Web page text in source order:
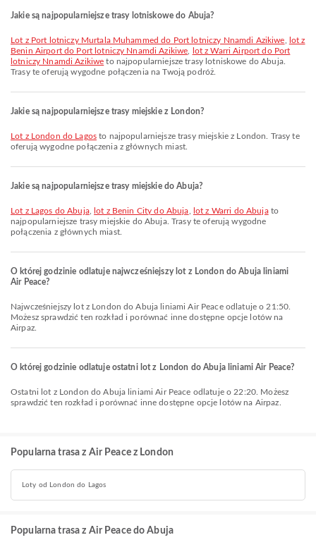
Jakie są najpopularniejsze trasy lotniskowe do Abuja?
lot z Port lotniczy Murtala Muhammed do Port lotniczy Nnamdi Azikiwe
lot z
Benin Airport do Port lotniczy Nnamdi Azikiwe
lot z Warri Airport do Port
lotniczy Nnamdi Azikiwe to najpopularniejsze trasy lotniskowe do Abuja.
Trasy te oferują wygodne połączenia na Twoją podróż.
Jakie są najpopularniejsze trasy miejskie z London?
lot z London do Lagosto najpopularniejsze trasy miejskie z London. Trasy te
oferują wygodne połączenia z głównych miast.
Jakie są najpopularniejsze trasy miejskie do Abuja?
lot z Lagos do Abuja, lot z Benin City do Abuja lot z Warri do Abujato
najpopularniejsze trasy miejskie do Abuja. Trasy te oferują wygodne
połączenia z głównych miast.
O której godzinie odlatuje najwcześniejszy lot z London do Abuja liniami
Air Peace?
Najwcześniejszy lot z London do Abuja liniami Air Peace odlatuje o 21:50.
Możesz sprawdzić ten rozkład i porównać inne dostępne opcje lotów na
Airpaz.
O której godzinie odlatuje ostatni lot z London do Abuja liniami Air Peace?
Ostatni lot z London do Abuja liniami Air Peace odlatuje o 22:20. Możesz
sprawdzić ten rozkład i porównać inne dostępne opcje lotów na Airpaz.
Popularna trasa z Air Peace z London
Loty od London do Lagos
Popularna trasa z Air Peace do Abuja